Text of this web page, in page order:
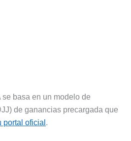
se basa en un modelo de
de ganancias precargada que
portal oficial .